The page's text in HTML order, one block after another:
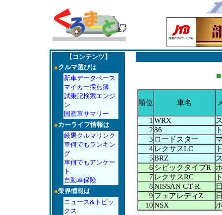
【コンテンツ】
●クルマ選びは
新車データベース
マイカー採点簿
試乗記検索エンジ
ン
国産車サマリー
●カーライフ情報は
厳選クルマリンク
車何でもランキン
グ
車何でもアンケー
ト
自動車保険
●業界情報は
ニュース&トピッ
クス
■
順位 車名
1 WRX
286
3 ロードスター
4 レクサスLC
5BRZ
6 シビックタイプR
7 レクサスRC
8NISSAN GT-R
9 フェアレディZ
10NSX